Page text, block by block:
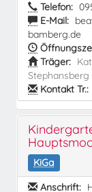
Telefon:
E-Mail:
bamberg.de
Träger:
Stephansberg
Kontakt Tr.:
KiGa
Anschrift: